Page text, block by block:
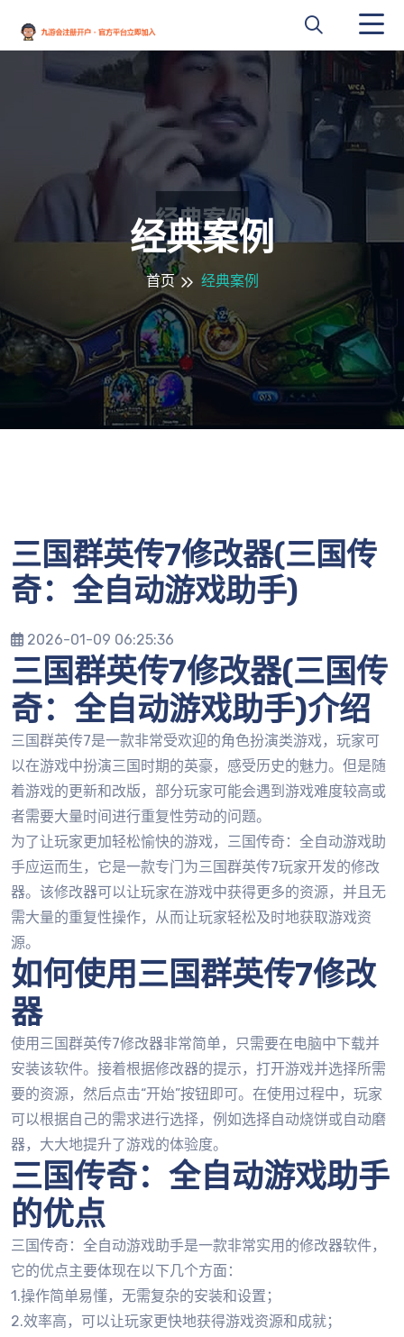
经典案例
首页 经典案例
三国群英传7修改器(三国传
奇：全自动游戏助手)
2026-01-09 06:25:36
三国群英传7修改器(三国传
奇：全自动游戏助手)介绍
三国群英传7是一款非常受欢迎的角色扮演类游戏，玩家可
以在游戏中扮演三国时期的英豪，感受历史的魅力。但是随
着游戏的更新和改版，部分玩家可能会遇到游戏难度较高或
者需要大量时间进行重复性劳动的问题。
为了让玩家更加轻松愉快的游戏，三国传奇：全自动游戏助
手应运而生，它是一款专门为三国群英传7玩家开发的修改
器。该修改器可以让玩家在游戏中获得更多的资源，并且无
需大量的重复性操作，从而让玩家轻松及时地获取游戏资
源。
如何使用三国群英传7修改
器
使用三国群英传7修改器非常简单，只需要在电脑中下载并
安装该软件。接着根据修改器的提示，打开游戏并选择所需
要的资源，然后点击“开始”按钮即可。在使用过程中，玩家
可以根据自己的需求进行选择，例如选择自动烧饼或自动磨
器，大大地提升了游戏的体验度。
三国传奇：全自动游戏助手
的优点
三国传奇：全自动游戏助手是一款非常实用的修改器软件，
它的优点主要体现在以下几个方面：
1.操作简单易懂，无需复杂的安装和设置；
2.效率高，可以让玩家更快地获得游戏资源和成就；